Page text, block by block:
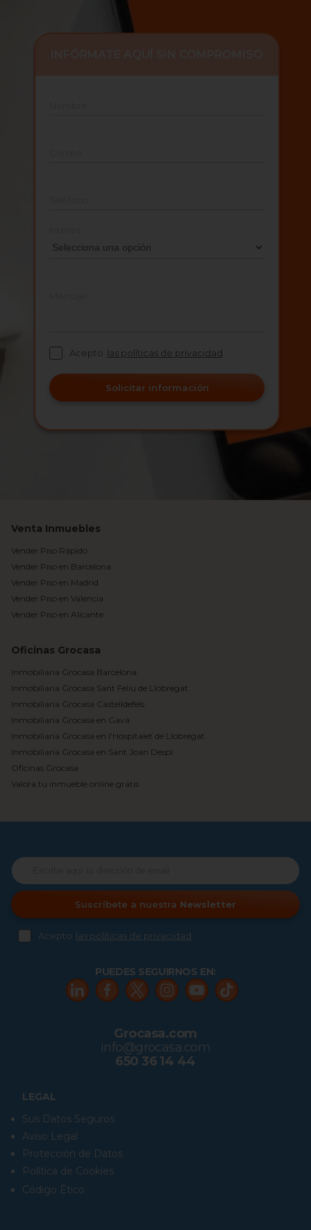
Acepto las políticas de privacidad
Solicitar información
Venta Inmuebles
Vender Piso Rápido
Vender Piso en Barcelona
Vender Piso en Madrid
Vender Piso en Valencia
Vender Piso en Alicante
Oficinas Grocasa
Inmobiliaria Grocasa Barcelona
Inmobiliaria Grocasa Sant Feliu de Llobregat
Inmobiliaria Grocasa Castelldefels
Inmobiliaria Grocasa en Gavà
Inmobiliaria Grocasa en l'Hospitalet de Llobregat
Inmobiliaria Grocasa en Sant Joan Despí
Oficinas Grocasa
Valora tu inmueble online gratis
Suscríbete a nuestra Newsletter
Acepto las políticas de privacidad
LEGAL
Sus Datos Seguros
Aviso Legal
Protección de Datos
Política de Cookies
Código Ético
PUEDES SEGUIRNOS EN:
Grocasa.com
info@grocasa.com
650 36 14 44